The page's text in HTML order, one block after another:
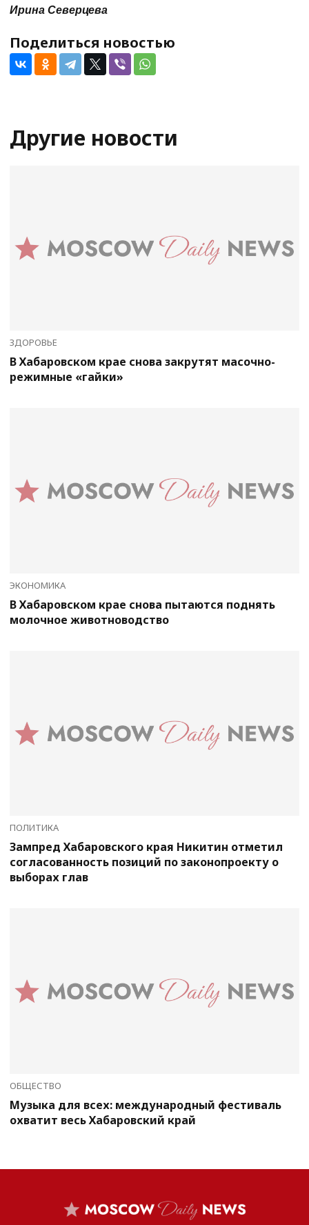
Ирина Северцева
Поделиться новостью
Другие новости
ЗДОРОВЬЕ
В Хабаровском крае снова закрутят масочно-
режимные «гайки»
ЭКОНОМИКА
В Хабаровском крае снова пытаются поднять
молочное животноводство
ПОЛИТИКА
Зампред Хабаровского края Никитин отметил
согласованность позиций по законопроекту о
выборах глав
ОБЩЕСТВО
Музыка для всех: международный фестиваль
охватит весь Хабаровский край